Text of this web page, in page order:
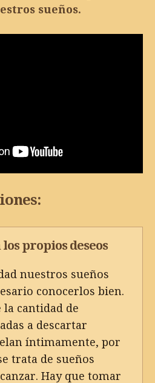
sueños.
propios deseos
nuestros sueños
conocerlos bien.
cantidad de
a descartar
íntimamente, por
trata de sueños
Hay que tomar